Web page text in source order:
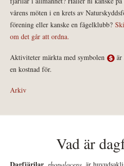
vårens möten i en krets av
förening eller kanske en fågelklubb?
om det går att ordna.
Aktiviteter märkta med symbolen
är
en kostnad för.
Arkiv
Vad är